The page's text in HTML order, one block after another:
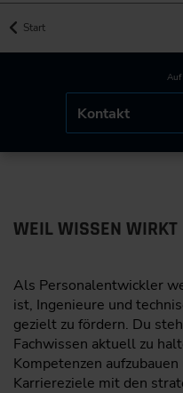
Start
Auf
Kontakt
WEIL WISSEN WIRKT
Als Personalentwickler
ist, Ingenieure und
gezielt zu fördern. Du
Fachwissen aktuell zu
Kompetenzen
Karriereziele mit den